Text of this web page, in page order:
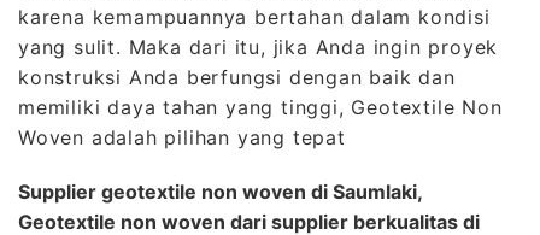
karena kemampuannya bertahan dalam kondisi
yang sulit. Maka dari itu, jika Anda ingin proyek
konstruksi Anda berfungsi dengan baik dan
memiliki daya tahan yang tinggi, Geotextile Non
Woven adalah pilihan yang tepat
Supplier geotextile non woven di Saumlaki,
Geotextile non woven dari supplier berkualitas di